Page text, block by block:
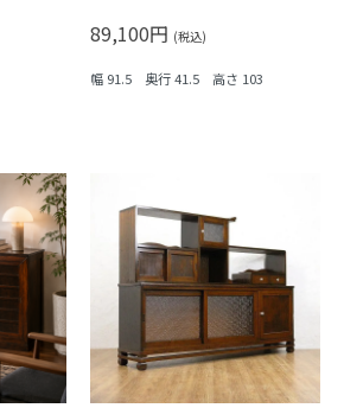
89,100円 (税込)
幅 91.5 奥行 41.5 高さ 103